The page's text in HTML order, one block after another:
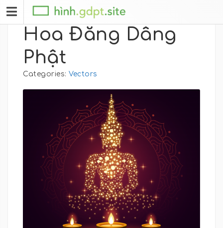
Hoa Đăng Dâng
Phật
Categories: Vectors